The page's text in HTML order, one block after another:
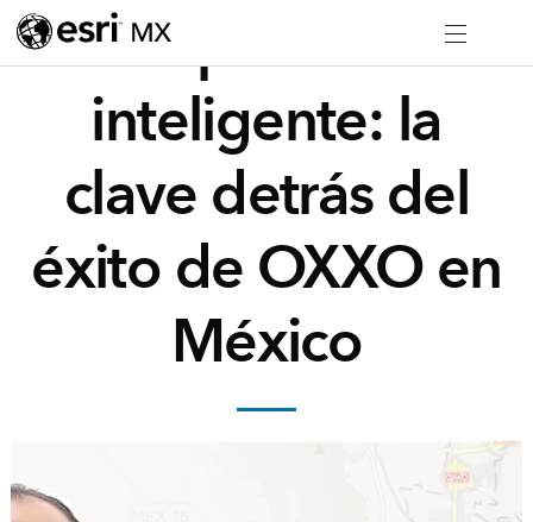
Expansión
inteligente: la
clave detrás del
éxito de OXXO en
México